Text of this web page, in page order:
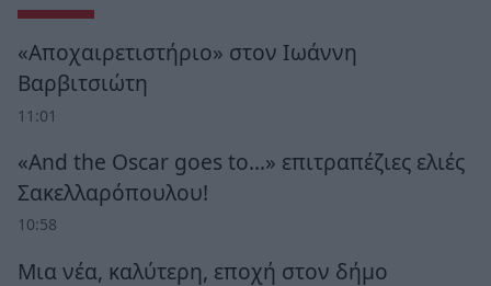
«Αποχαιρετιστήριο» στον Ιωάννη
Βαρβιτσιώτη
11:01
«And the Oscar goes to...» επιτραπέζιες ελιές
Σακελλαρόπουλου!
10:58
Μια νέα, καλύτερη, εποχή στον δήμο